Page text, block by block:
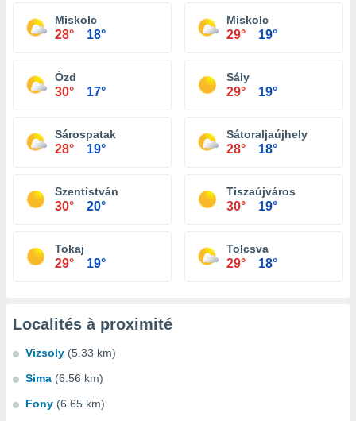
Miskolc
28° 18°
Miskolc
29° 19°
Ózd
30° 17°
Sály
29° 19°
Sárospatak
28° 19°
Sátoraljaújhely
28° 18°
Szentistván
30° 20°
Tiszaújváros
30° 19°
Tokaj
29° 19°
Tolcsva
29° 18°
Localités à proximité
Vizsoly (5.33 km)
Sima (6.56 km)
Fony (6.65 km)